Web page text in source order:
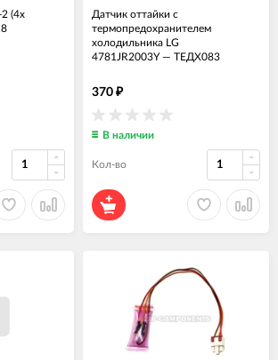
(4х
Датчик оттайки с
термопредохранителем
холодильника LG
4781JR2003Y — ТЕДХ083
370 ₽
В наличии
Кол-во